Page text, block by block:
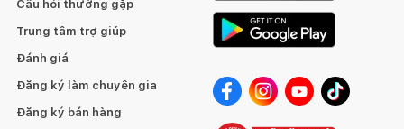
Câu hỏi thường gặp
Trung tâm trợ giúp
Đánh giá
Đăng ký làm chuyên gia
Đăng ký bán hàng